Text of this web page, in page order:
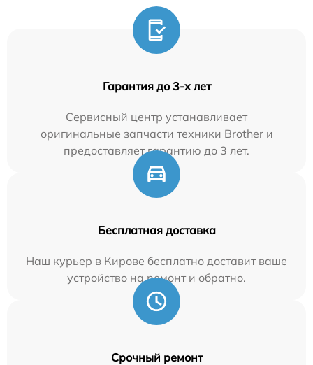
Гарантия до 3-х лет
Сервисный центр устанавливает
оригинальные запчасти техники Brother и
предоставляет гарантию до 3 лет.
Бесплатная доставка
Наш курьер в Кирове бесплатно доставит ваше
устройство на ремонт и обратно.
Срочный ремонт